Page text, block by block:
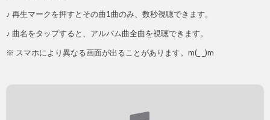
♪ 再生マークを押すとその曲1曲のみ、数秒視聴できます。
♪ 曲名をタップすると、アルバム曲全曲を視聴できます。
※ スマホにより異なる画面が出ることがあります。m(_ _)m